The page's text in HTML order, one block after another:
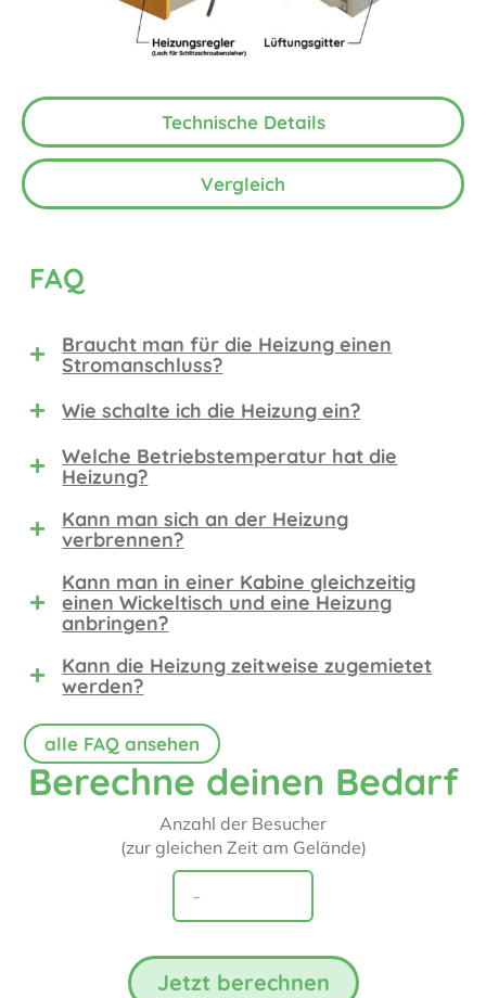
Technische Details
Vergleich
FAQ
Braucht man für die Heizung einen
Stromanschluss?
Wie schalte ich die Heizung ein?
Welche Betriebstemperatur hat die
Heizung?
Kann man sich an der Heizung
verbrennen?
Kann man in einer Kabine gleichzeitig
einen Wickeltisch und eine Heizung
anbringen?
Kann die Heizung zeitweise zugemietet
werden?
alle FAQ ansehen
Berechne deinen Bedarf
Anzahl der Besucher
(zur gleichen Zeit am Gelände)
Jetzt berechnen